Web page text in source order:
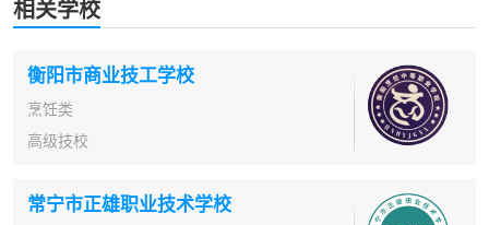
相关学校
衡阳市商业技工学校
烹饪类
高级技校
常宁市正雄职业技术学校